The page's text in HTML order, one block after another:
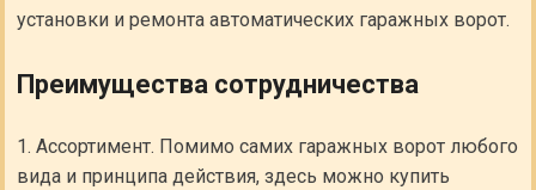
установки и ремонта автоматических гаражных ворот.
Преимущества сотрудничества
Ассортимент. Помимо самих гаражных ворот любого
вида и принципа действия, здесь можно купить